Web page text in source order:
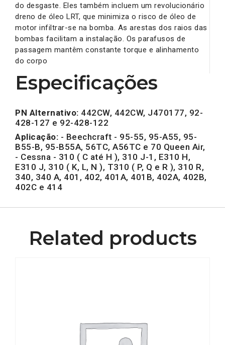
do desgaste. Eles também incluem um revolucionário
dreno de óleo LRT, que minimiza o risco de óleo de
motor infiltrar-se na bomba. As arestas dos raios das
bombas facilitam a instalação. Os parafusos de
passagem mantêm constante torque e alinhamento
do corpo
Especificações
PN Alternativo: 442CW, 442CW, J470177, 92-
428-127 e 92-428-122
Aplicação: - Beechcraft - 95-55, 95-A55, 95-
B55-B, 95-B55A, 56TC, A56TC e 70 Queen Air,
- Cessna - 310 ( C até H ), 310 J-1, E310 H,
E310 J, 310 ( K, L, N ), T310 ( P, Q e R ), 310 R,
340, 340 A, 401, 402, 401A, 401B, 402A, 402B,
402C e 414
Related products